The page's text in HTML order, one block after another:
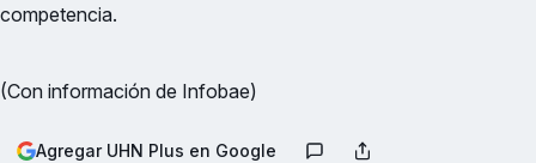
competencia.
(Con información de Infobae)
Agregar UHN Plus en Google